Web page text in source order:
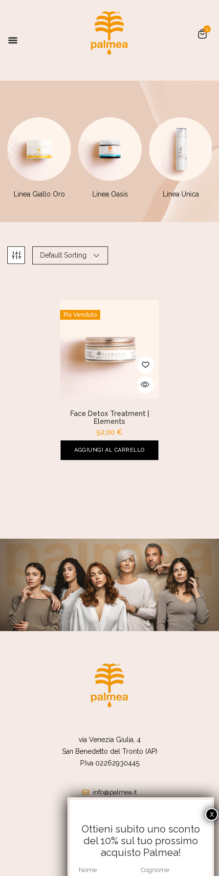
0
Linea Giallo Oro Linea Oasis Linea Unica
Default Sorting
Più Venduto
Face Detox Treatment |
Elements
52,00 €
AGGIUNGI AL CARRELLO
via Venezia Giulia, 4
San Benedetto del Tronto (AP)
P.Iva 02262930445
info@palmea.it
Termini e condizioni
Resi e rimborsi
Privacy Policy
Cookie Policy
Ottieni subito uno sconto
del 10% sul tuo prossimo
acquisto Palmea!